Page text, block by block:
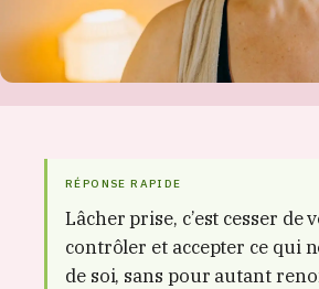
RÉPONSE RAPIDE
Lâcher prise, c’est cesser
contrôler et accepter ce qui
de soi, sans pour autant